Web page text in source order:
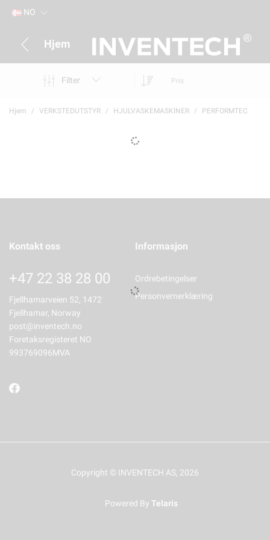
NO
Hjem
Filter Pris
Hjem VERKSTEDUTSTYR HJULVASKEMASKINER PERFORMTEC
Kontakt oss
+47 22 38 28 00
Fjellhamarveien 52, 1472
Fjellhamar, Norway
post@inventech.no
Foretaksregisteret NO
993769096MVA
Informasjon
Ordrebetingelser
Personvernerklæring
Copyright © INVENTECH AS, 2026
Powered By Telaris